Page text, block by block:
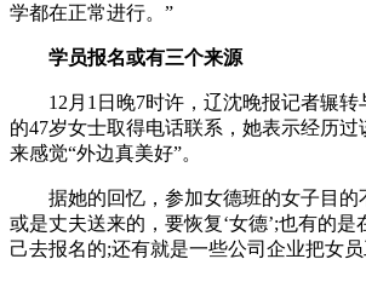
学都在正常进行。”
学员报名或有三个来源
12月1日晚7时许，辽沈晚报记者辗转
的47岁女士取得电话联系，她表示经历过
来感觉“外边真美好”。
据她的回忆，参加女德班的女子目的
或是丈夫送来的，要恢复‘女德’;也有的是
己去报名的;还有就是一些公司企业把女